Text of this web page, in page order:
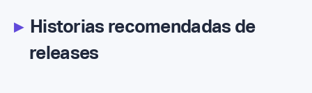
▸Historias recomendadas de
releases